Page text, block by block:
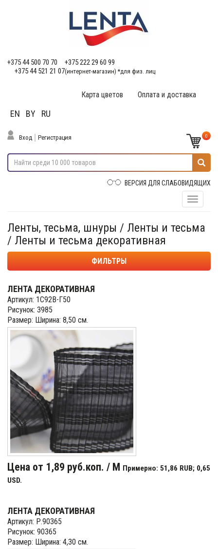
+375 44 500 70 70
+375 222 29 60 99
+375 44 521 21 07(интернет-магазин) *для физ. лиц
Оплата и доставка
Карта цветов
EN BY RU
Вход Регистрация 0
ВЕРСИЯ ДЛЯ СЛАБОВИДЯЩИХ
Ленты, тесьма, шнуры / Ленты и тесьма
/ Ленты и тесьма декоративная
ФИЛЬТРЫ
ЛЕНТА ДЕКОРАТИВНАЯ
Артикул: 1С92В-Г50
Рисунок: 3985
Размер: Ширина: 8,50 см.
Цена от 1,89 руб.коп. / М Примерно: 51,86 RUB; 0,65
USD.
ЛЕНТА ДЕКОРАТИВНАЯ
Артикул: Р.90365
Рисунок: 90365
Размер: Ширина: 4,30 см.